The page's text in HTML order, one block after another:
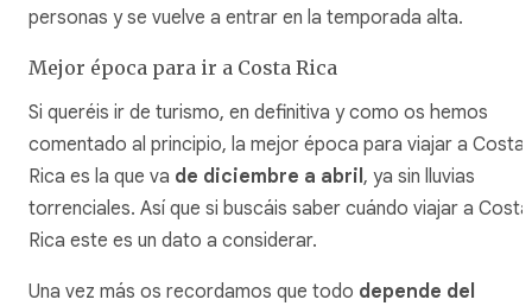
personas y se vuelve a entrar en la temporada alta.
Mejor época para ir a Costa Rica
Si queréis ir de turismo, en definitiva y como os hemos
comentado al principio, la mejor época para viajar a Costa
Rica es la que va de diciembre a abril, ya sin lluvias
torrenciales. Así que si buscáis saber cuándo viajar a Costa
Rica este es un dato a considerar.
Una vez más os recordamos que todo depende del